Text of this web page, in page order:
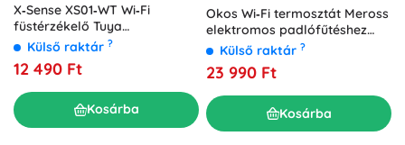
X‑Sense XS01‑WT Wi‑Fi
füstérzékelő Tuya
támogatással
Külső raktár ?
12 490 Ft
Kosárba
Okos Wi‑Fi termosztát Meross
elektromos padlófűtéshez
(HomeKit)
Külső raktár ?
23 990 Ft
Kosárba